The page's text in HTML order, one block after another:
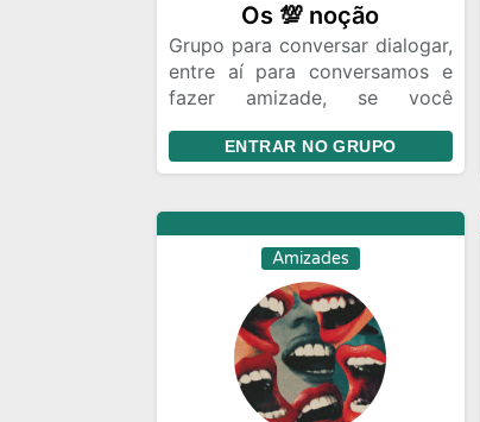
Os 💯 noção
Grupo para conversar dialogar,
entre aí para conversamos e
fazer amizade, se você
ideal para você. Bora bater um
papo legal e conhecer gente
ENTRAR NO GRUPO
Amizades